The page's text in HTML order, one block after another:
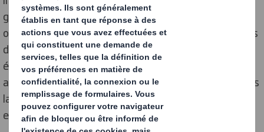
gaspillage de ressources, la gestion des déchets peu
optimisée et une faible réutilisation, il est grand temps
de faire bouger les lignes pour concevoir des solutions
écologiques et économiques. Un défi relevé par les
acteurs de l’emballage tels que DS SMITH, engagé dans
la création de solutions durables à l’impact
environnemental réduit.